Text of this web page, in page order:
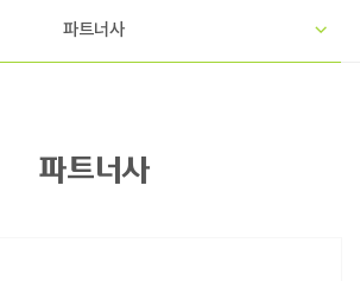
파트너사
파트너사